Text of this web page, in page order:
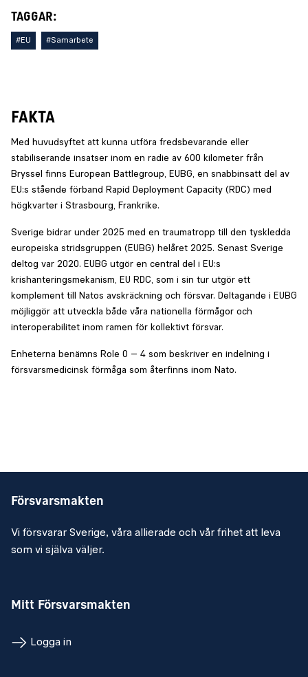
TAGGAR:
#EU #Samarbete
FAKTA
Med huvudsyftet att kunna utföra fredsbevarande eller
stabiliserande insatser inom en radie av 600 kilometer från
Bryssel finns European Battlegroup, EUBG, en snabbinsatt del av
EU:s stående förband Rapid Deployment Capacity (RDC) med
högkvarter i Strasbourg, Frankrike.
Sverige bidrar under 2025 med en traumatropp till den tyskledda
europeiska stridsgruppen (EUBG) helåret 2025. Senast Sverige
deltog var 2020. EUBG utgör en central del i EU:s
krishanteringsmekanism, EU RDC, som i sin tur utgör ett
komplement till Natos avskräckning och försvar. Deltagande i EUBG
möjliggör att utveckla både våra nationella förmågor och
interoperabilitet inom ramen för kollektivt försvar.
Enheterna benämns Role 0 – 4 som beskriver en indelning i
försvarsmedicinsk förmåga som återfinns inom Nato.
Försvarsmakten
Vi försvarar Sverige, våra allierade och vår frihet att leva
som vi själva väljer.
Mitt Försvarsmakten
Logga in